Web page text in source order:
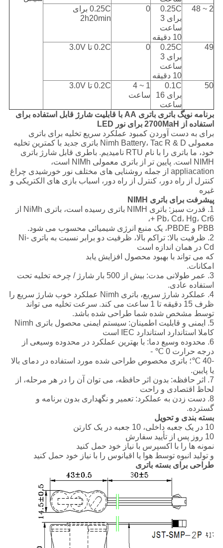
2 ~ 48
0.25C
برای 3
ساعت
10 دقیقه
0
0.25C برای
2h20min
49
0.25C
برای 3
ساعت
10 دقیقه
0 0.2C تا 3.0V
50
0.1C
برای 16
ساعت
1 ~ 4
ساعت
0.2C تا 3.0V
برنامه نویگ باتری باتری AA با قابلیت شارژ قابل استفاده برای
استفاده از 2700MaH برای نور LED
برای به دست آوردن کمبود عملکرد سریع تخلیه برای باتری
معمولی Nimh Battery، Tac R & D باتری جدید با کمترین تخلیه
خود، ما باتری را با نام RTU نامیدیم. باطری قابل شارژ باتری
NIMH است. پایین تر از باتری معمولی NIMh است،
appliacation از جمله روشنایی های مختلف نور خورشیدی چراغ
کنترل از راه دور، کنترل از راه دور، اسباب بازی های الکتریکی و
غیره
پیشرفت برای باتری NIMH
1. قدرت سبز: باتری NIMH باتری رسیده است، باتری NiMh از
Pb، Cd، Hg، Cr6 +،
PBB و PBDE، یک منبع انرژی شیمیائی محسوب می شود.
2. ظرفیت بالا: تراکم بالا، ظرفیت دو برابر نسبت به باتری Ni-
Cd در همان اندازه است
که می تواند با بهبود محصول افزایش یابد
امکانات.
3. عمر طولانی مدت: بیش از 500 بار شارژ / چرخه تخلیه تحت
استفاده عادی.
4. عملکرد شارژ سریع، باتری Nimh عملکرد خوب شارژ سریع را
ظرف 15 دقیقه تا 1 ساعت می کند. سرعت تخلیه می تواند
توسط مشخص شده شما طراحی شده باشد.
5. ایمنی و قابلیت اطمینان: سیستم ایمنی محصول باتری Nimh
کاملا استاندارد استاندارد IEC است
6. محدوده وسیع دما: با بهترین عملکرد در محدوده وسیعی از
درجه حرارت 0 ℃ -
-40 ℃؛ باتری مخصوص طراحی شده مورد استفاده در دمای بالا
یا پایین.
7. اثر حافظه: بدون اثر حافظه، می توان آن را در هر مرحله، از
لحاظ اقتصادی و راحت
8. دست زدن به عملکرد: تعمیر و نگهداری بدون برنامه و
گسترده.
بسته بندی و تحویل
10 در یک جعبه داخلی، 10 جعبه در یک کارتن
10 روز پس از تأیید سفارش
نمونه ها را با اکسپرس با نیاز خود حمل کنید
و تولید انبوه توسط هوا یا اقیانوس را با نیاز خود حمل کنید
طراحی برای بسته باتری